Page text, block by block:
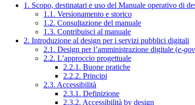
1. Scopo, destinatari e uso del Manuale operativo di
1.1. Versionamento e storico
1.2. Consultazione del manuale
1.3. Contribuisci al manuale
2. Introduzione al design per i servizi pubblici digitali
2.1. Design per l’amministrazione digitale (e-
2.2. L’approccio progettuale
2.2.1. Buone pratiche
2.2.2. Principi
2.3. Accessibilità
2.3.1. Definizione
2.3.2. Accessibilità by design